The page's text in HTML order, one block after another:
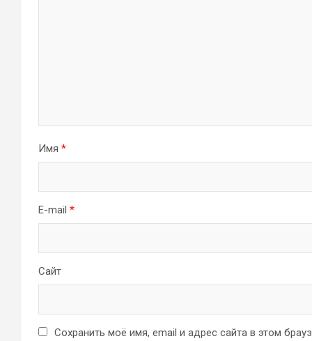
Имя *
E-mail *
Сайт
Сохранить моё имя, email и адрес сайта в этом